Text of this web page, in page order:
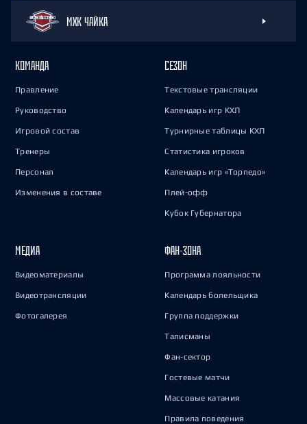
МХК ЧАЙКА
КОМАНДА
Правление
Руководство
Игровой состав
Тренеры
Персонал
Изменения в составе
СЕЗОН
Текстовые трансляции
Календарь игр КХЛ
Турнирные таблицы КХЛ
Статистика игроков
Календарь игр «Торпедо»
Плей-офф
Кубок Губернатора
МЕДИА
Видеоматериалы
Видеотрансляции
Фотогалерея
ФАН-ЗОНА
Программа лояльности
Календарь болельщика
Группа поддержки
Талисманы
Фан-сектор
Гостевые матчи
Массовые катания
Правила поведения